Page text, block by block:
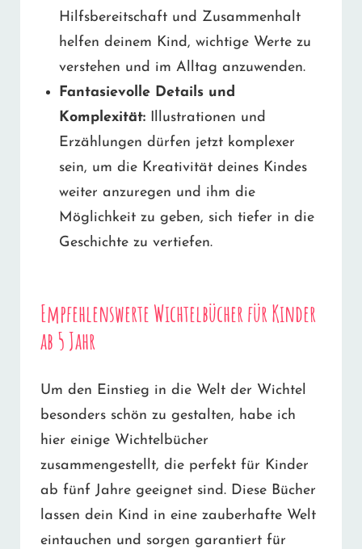
Hilfsbereitschaft und Zusammenhalt
helfen deinem Kind, wichtige Werte zu
verstehen und im Alltag anzuwenden.
Fantasievolle Details und
Komplexität: Illustrationen und
Erzählungen dürfen jetzt komplexer
sein, um die Kreativität deines Kindes
weiter anzuregen und ihm die
Möglichkeit zu geben, sich tiefer in die
Geschichte zu vertiefen.
Empfehlenswerte Wichtelbücher für Kinder
ab 5 Jahr
Um den Einstieg in die Welt der Wichtel
besonders schön zu gestalten, habe ich
hier einige Wichtelbücher
zusammengestellt, die perfekt für Kinder
ab fünf Jahre geeignet sind. Diese Bücher
lassen dein Kind in eine zauberhafte Welt
eintauchen und sorgen garantiert für